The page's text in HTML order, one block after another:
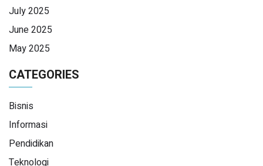
July 2025
June 2025
May 2025
CATEGORIES
Bisnis
Informasi
Pendidikan
Teknologi